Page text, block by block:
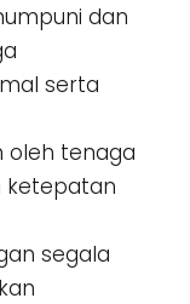
dan
serta
oleh tenaga
ketepatan
segala